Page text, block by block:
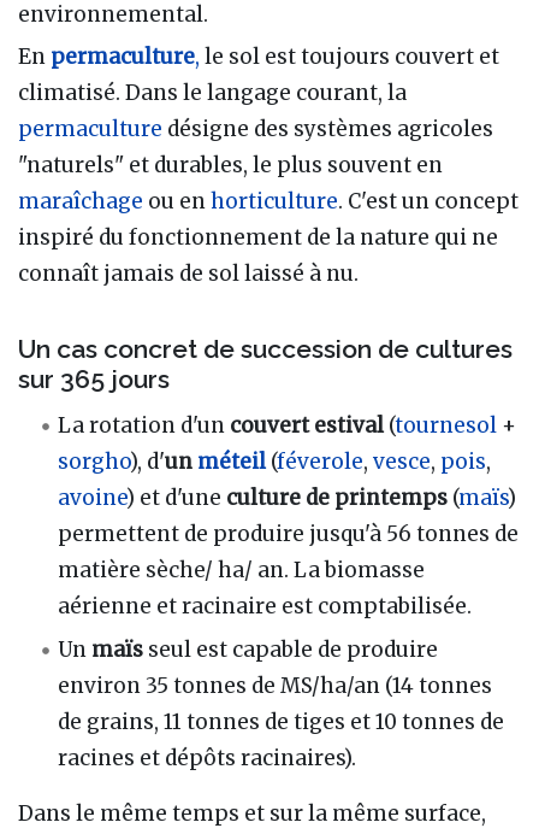
environnemental.
En permaculture, le sol est toujours couvert et
climatisé. Dans le langage courant, la
permaculture désigne des systèmes agricoles
"naturels" et durables, le plus souvent en
maraîchage ou enhorticulture. C'est un concept
inspiré du fonctionnement de la nature qui ne
connaît jamais de sol laissé à nu.
Un cas concret de succession de cultures
sur 365 jours
La rotation d'un couvert estival(tournesol +
sorgho), d'un méteil(féverole,vesce, pois,
avoine) et d'une culture de printemps (maïs)
permettent de produire jusqu'à 56 tonnes de
matière sèche/ ha/ an. La biomasse
aérienne et racinaire est comptabilisée.
Un maïs seul est capable de produire
environ 35 tonnes de MS/ha/an (14 tonnes
de grains, 11 tonnes de tiges et 10 tonnes de
racines et dépôts racinaires).
Dans le même temps et sur la même surface,